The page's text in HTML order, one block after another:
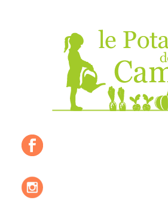
La ferme
Les valeurs
Où nous trouver ?